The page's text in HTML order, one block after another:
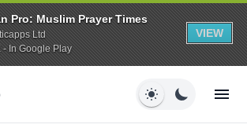
Pro: Muslim Prayer Times
Ltd
- In Google Play
VIEW